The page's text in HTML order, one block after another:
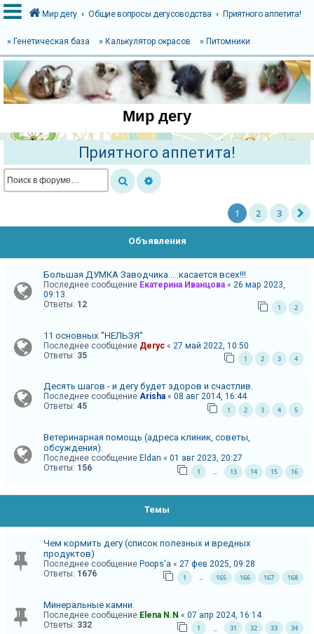
В
х
о
Р
е
и
т
а
я
Т
е
б
е
т
в
Мир дегу Общие вопросы дегусоводства Приятного аппетита!
» Генетическая база » Калькулятор окрасов » Питомники
Мир дегу
Приятного аппетита!
1 2 3
Объявления
Большая ДУМКА Заводчика.....касается всех!!!
Последнее сообщение Екатерина Иванцова « 26 мар 2023,
09:13
Ответы: 12 1 2
11 основных "НЕЛЬЗЯ"
Последнее сообщение Дегус « 27 май 2022, 10:50
Ответы: 35 1 2 3 4
Десять шагов - и дегу будет здоров и счастлив.
Последнее сообщение Arisha « 08 авг 2014, 16:44
Ответы: 45 1 2 3 4 5
Ветеринарная помощь (адреса клиник, советы,
обсуждения).
Последнее сообщение Eldan « 01 авг 2023, 20:27
Ответы: 156 1 13 14 15 16
Темы
Чем кормить дегу (список полезных и вредных
продуктов)
Последнее сообщение Poops'a « 27 фев 2025, 09:28
Ответы: 1676 1 165 166 167 168
Минеральные камни.
Последнее сообщение Elena N.N « 07 апр 2024, 16:14
Ответы: 332 1 31 32 33 34